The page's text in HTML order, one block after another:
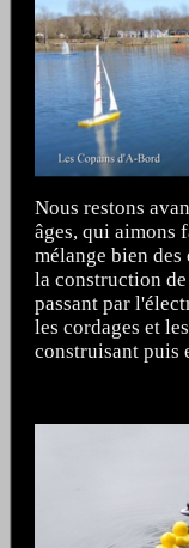
Nous restons
âges, qui aimons
mélange bien
la construction
passant par
les cordages et
construisant puis